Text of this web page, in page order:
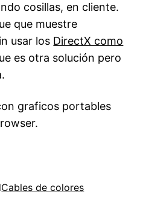
cosillas, en cliente.
que muestre
usar los DirectX como
es otra solución pero
graficos portables
Cables de colores